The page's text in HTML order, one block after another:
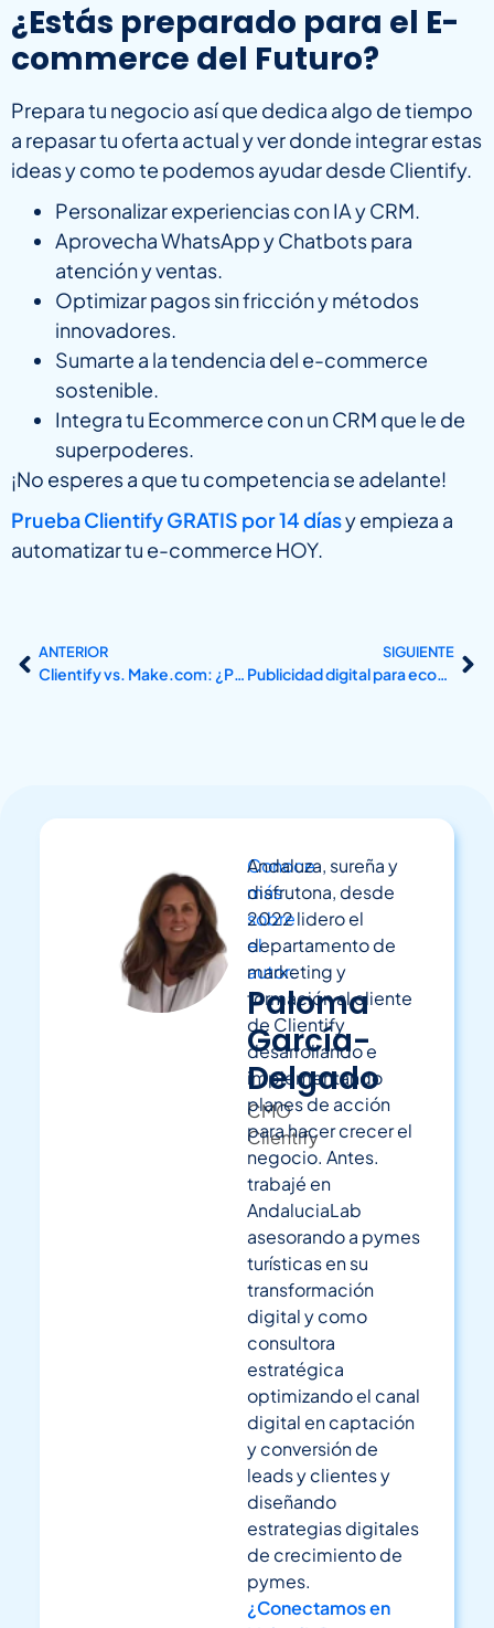
¿Estás preparado para el E-
commerce del Futuro?
Prepara tu negocio así que dedica algo de tiempo
a repasar tu oferta actual y ver donde integrar estas
ideas y como te podemos ayudar desde Clientify.
Personalizar experiencias con IA y CRM.
Aprovecha WhatsApp y Chatbots para
atención y ventas.
Optimizar pagos sin fricción y métodos
innovadores.
Sumarte a la tendencia del e-commerce
sostenible.
Integra tu Ecommerce con un CRM que le de
superpoderes.
¡No esperes a que tu competencia se adelante!
Prueba Clientify GRATIS por 14 díasy empieza a
automatizar tu e-commerce HOY.
ANTERIOR
Clientify vs. Make.com: ¿Por qué un CRM todo en uno es la mejor opción para tu negocio?
SIGUIENTE
Publicidad digital para ecommerce: aumenta el ROAS con anuncios rentables
Conoce
más
sobre
el
autor:
Paloma
García-
Delgado
CMO
Clientify
Andaluza, sureña y
disfrutona, desde
2022 lidero el
departamento de
marketing y
formación al cliente
de Clientify
desarrollando e
implementando
planes de acción
para hacer crecer el
negocio. Antes.
trabajé en
AndaluciaLab
asesorando a pymes
turísticas en su
transformación
digital y como
consultora
estratégica
optimizando el canal
digital en captación
y conversión de
leads y clientes y
diseñando
estrategias digitales
de crecimiento de
pymes.
¿Conectamos en